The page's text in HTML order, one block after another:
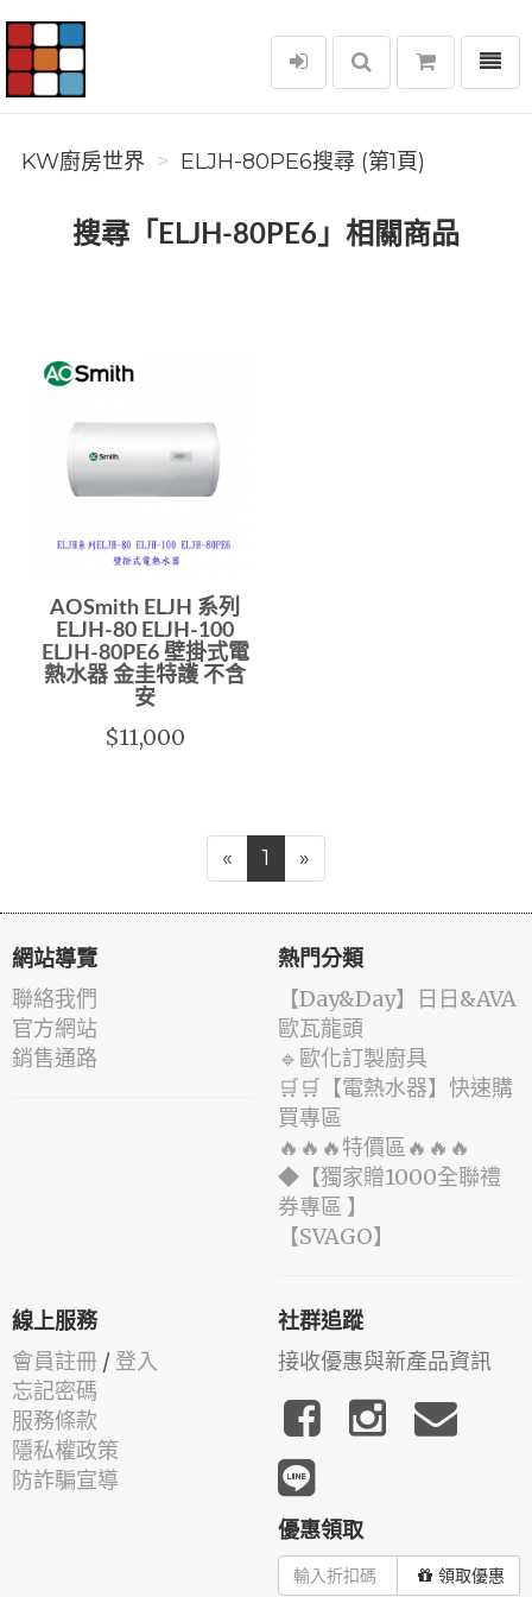
KW廚房世界
選單
KW廚房世界 ELJH-80PE6搜尋 (第1頁)
搜尋「ELJH-80PE6」相關商品
AOSmith ELJH 系列
ELJH-80 ELJH-100
ELJH-80PE6 壁掛式電
熱水器 金圭特護 不含
安
$11,000
« 1 »
網站導覽
聯絡我們
官方網站
銷售通路
熱門分類
️【Day&Day】️日日&AVA
歐瓦龍頭
🔹歐化訂製廚具
🛒🛒【電熱水器】快速購
買專區
🔥🔥🔥特價區🔥🔥🔥
◆【獨家贈1000全聯禮
券專區 】
️【SVAGO】️
線上服務
會員註冊 / 登入
忘記密碼
服務條款
隱私權政策
防詐騙宣導
社群追蹤
接收優惠與新產品資訊
優惠領取
領取優惠